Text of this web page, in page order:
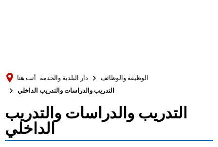
Română
Русский
MENÜ
أنت هنا دار البلدية والخدمة
الوظيفة والوظائف
التدريب والدراسات والتدريب الداخلي
التدريب
والدراسات
التدريب والدراسات والتدريب
الداخلي